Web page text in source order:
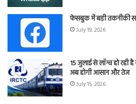
फेसबुक में बड़ी तकनीकी
July 19, 2026
15 जुलाई से लॉन्च हो रही
अब होगी आसान और तेज
July 15, 2026